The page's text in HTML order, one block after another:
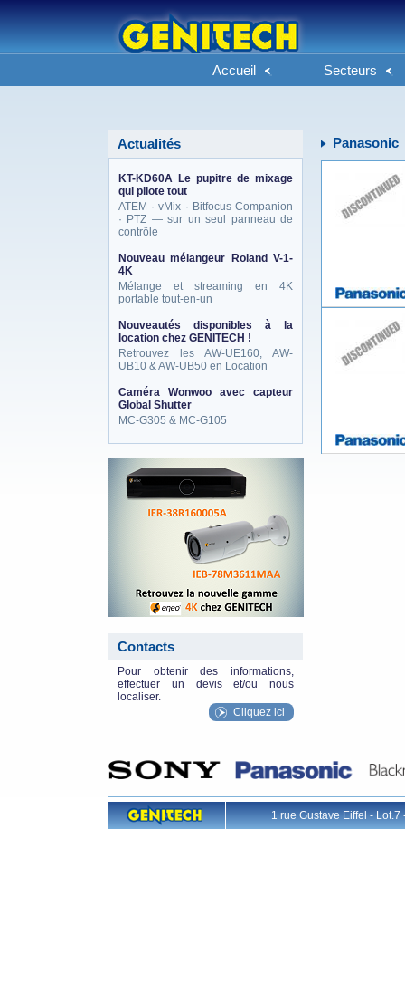
Accueil Secteurs
Actualités
KT-KD60A Le pupitre de mixage
qui pilote tout
ATEM · vMix · Bitfocus Companion
· PTZ — sur un seul panneau de
contrôle
Nouveau mélangeur Roland V-1-
4K
Mélange et streaming en 4K
portable tout-en-un
Nouveautés disponibles à la
location chez GENITECH !
Retrouvez les AW-UE160, AW-
UB10 & AW-UB50 en Location
Caméra Wonwoo avec capteur
Global Shutter
MC-G305 & MC-G105
Contacts
Pour obtenir des informations,
effectuer un devis et/ou nous
localiser.
Cliquez ici
Panasonic
1 rue Gustave Eiffel -